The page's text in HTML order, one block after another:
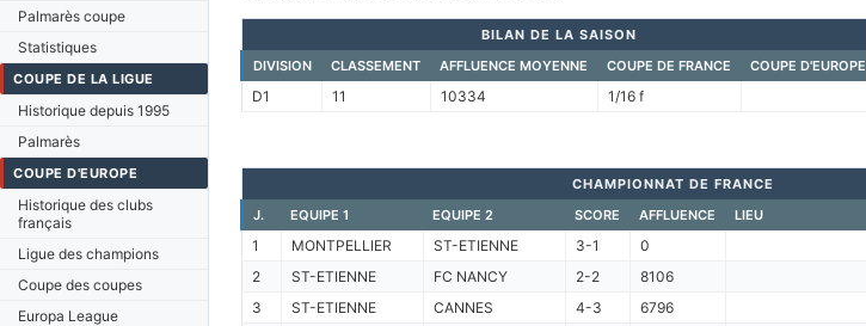
Palmarès coupe
Statistiques
COUPE DE LA LIGUE
Historique depuis 1995
Palmarès
COUPE D'EUROPE
Historique des clubs
français
Ligue des champions
Coupe des coupes
Europa League
BILAN DE LA SAISON
DIVISION
CLASSEMENT AFFLUENCE MOYENNE COUPE DE FRANCE COUPE D'EUROPE
D1 11 10334 1/16 f
CHAMPIONNAT DE FRANCE
J.
EQUIPE 1 EQUIPE 2 SCORE AFFLUENCE LIEU
1 MONTPELLIER ST-ETIENNE 3-1 0
2
ST-ETIENNE FC NANCY 2-2 8106
3
ST-ETIENNE CANNES 4-3 6796